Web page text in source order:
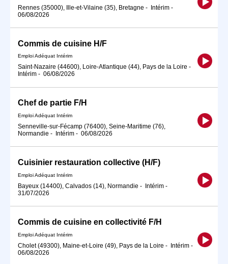
Rennes (35000), Ille-et-Vilaine (35), Bretagne - Intérim -
06/08/2026
Commis de cuisine H/F
Emploi Adéquat Intérim
Saint-Nazaire (44600), Loire-Atlantique (44), Pays de la Loire -
Intérim - 06/08/2026
Chef de partie F/H
Emploi Adéquat Intérim
Senneville-sur-Fécamp (76400), Seine-Maritime (76),
Normandie - Intérim - 06/08/2026
Cuisinier restauration collective (H/F)
Emploi Adéquat Intérim
Bayeux (14400), Calvados (14), Normandie - Intérim -
31/07/2026
Commis de cuisine en collectivité F/H
Emploi Adéquat Intérim
Cholet (49300), Maine-et-Loire (49), Pays de la Loire - Intérim -
06/08/2026